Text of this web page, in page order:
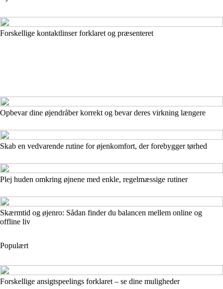
Forskellige kontaktlinser forklaret og præsenteret
Opbevar dine øjendråber korrekt og bevar deres virkning længere
Skab en vedvarende rutine for øjenkomfort, der forebygger tørhed
Plej huden omkring øjnene med enkle, regelmæssige rutiner
Skærmtid og øjenro: Sådan finder du balancen mellem online og
offline liv
Populært
Forskellige ansigtspeelings forklaret – se dine muligheder